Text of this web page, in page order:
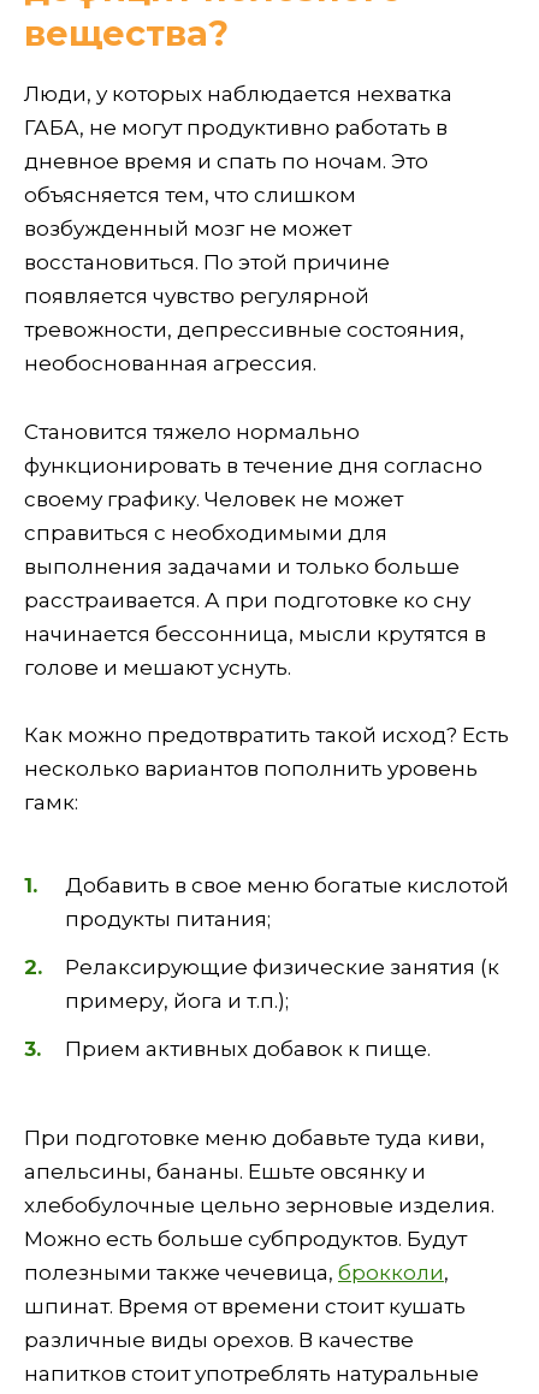
вещества?
Люди, у которых наблюдается нехватка
ГАБА, не могут продуктивно работать в
дневное время и спать по ночам. Это
объясняется тем, что слишком
возбужденный мозг не может
восстановиться. По этой причине
появляется чувство регулярной
тревожности, депрессивные состояния,
необоснованная агрессия.
Становится тяжело нормально
функционировать в течение дня согласно
своему графику. Человек не может
справиться с необходимыми для
выполнения задачами и только больше
расстраивается. А при подготовке ко сну
начинается бессонница, мысли крутятся в
голове и мешают уснуть.
Как можно предотвратить такой исход? Есть
несколько вариантов пополнить уровень
гамк:
Добавить в свое меню богатые кислотой
продукты питания;
Релаксирующие физические занятия (к
примеру, йога и т.п.);
Прием активных добавок к пище.
При подготовке меню добавьте туда киви,
апельсины, бананы. Ешьте овсянку и
хлебобулочные цельно зерновые изделия.
Можно есть больше субпродуктов. Будут
полезными также чечевица, брокколи,
шпинат. Время от времени стоит кушать
различные виды орехов. В качестве
напитков стоит употреблять натуральные